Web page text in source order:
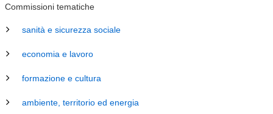
Commissioni tematiche
sanità e sicurezza sociale
economia e lavoro
formazione e cultura
ambiente, territorio ed energia